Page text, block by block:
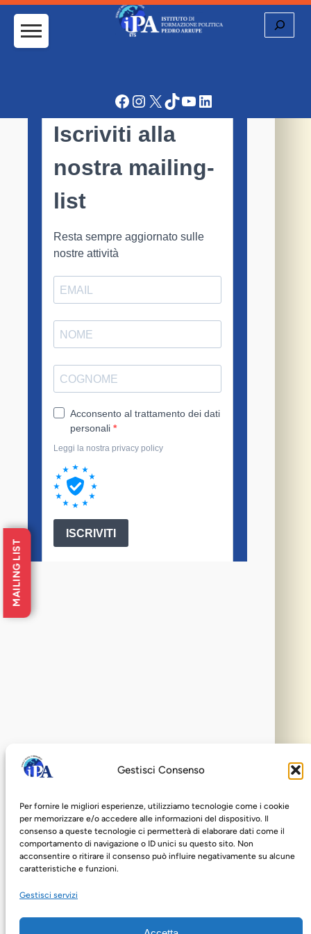
Gestisci Consenso
Per fornire le migliori esperienze, utilizziamo tecnologie come i cookie
per memorizzare e/o accedere alle informazioni del dispositivo. Il
consenso a queste tecnologie ci permetterà di elaborare dati come il
comportamento di navigazione o ID unici su questo sito. Non
acconsentire o ritirare il consenso può influire negativamente su alcune
caratteristiche e funzioni.
Gestisci servizi
Cerca
Facebook
Instagram
X TikTok
YouTube
LinkedIn
31 Luglio 2012
News & Eventi
L’Istituto Arrupe e la sua Biblioteca chiudono per
ferie dal 1° al 31 agosto.
Articoli correlati
Avviso di selezione di profili professionali per n. 4
ricercatori/ricercatrici. Pubblicazione
graduatoria definitiva
Con riferimento all’Avviso di selezione di profili
professionali per n. 4 ricercatori/ricercatrici,
pubblicato il 10.06.2026…
Un progetto per ricostruire Palermo
Pubblicate le graduatorie del Servizio Civile
A seguito della fase conclusiva delle
operazioni di selezione e di revisione di tutta
la…
MAILING LIST